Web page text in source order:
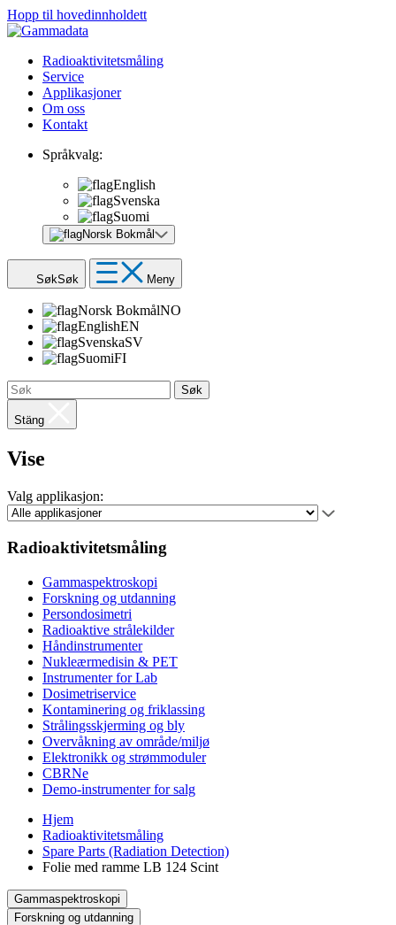
Hopp til hovedinnholdett
Radioaktivitetsmåling
Service
Applikasjoner
Om oss
Kontakt
Språkvalg:
English
Svenska
Suomi
Norsk Bokmål
SøkSøk Meny
Norsk BokmålNO
EnglishEN
SvenskaSV
SuomiFI
Søk
Stäng
Vise
Valg applikasjon:
Radioaktivitetsmåling
Gammaspektroskopi
Forskning og utdanning
Persondosimetri
Radioaktive strålekilder
Håndinstrumenter
Nukleærmedisin & PET
Instrumenter for Lab
Dosimetriservice
Kontaminering og friklassing
Strålingsskjerming og bly
Overvåkning av område/miljø
Elektronikk og strømmoduler
CBRNe
Demo-instrumenter for salg
Hjem
Radioaktivitetsmåling
Spare Parts (Radiation Detection)
Folie med ramme LB 124 Scint
Gammaspektroskopi
Forskning og utdanning